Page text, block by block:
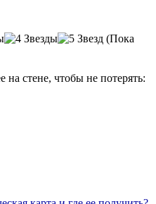
(Пока
на стене, чтобы не потерять: